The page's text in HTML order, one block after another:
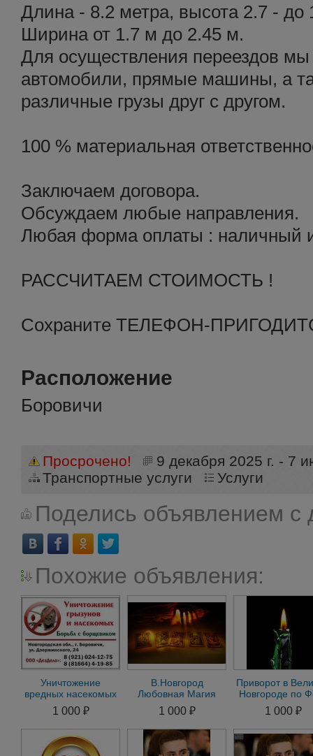
Длина - 8.2 метра, высота 2.7 - до
Ширина от 1.7 м до 2.45 м.
Для осуществления переездов
автомобили, прямые машины, а
различные грузы друг с другом.
100 % материальная
Заключаем договора.
Обсуждаем любые направления.
Любая форма оплаты : наличный
РАССЧИТАЕМ СТОИМОСТЬ !
Сохраните ТЕЛЕФОН-
Расположение
Боровичи
Просрочено!
9 декабря 2025 г. - 7
Транспортные услуги
Услуги
Поделись объявлением с
Похожие объявления:
Уничтожение
вредных насекомых
и грызунов в
Боровичах
1 000 ₽
В.Новгород
Любовная Магия
Сделаю Любой
Приворот по
фотографии
1 000 ₽
Приворот в
Новгороде по
на Мужчину.
Приворот на
Женщину
1 000 ₽